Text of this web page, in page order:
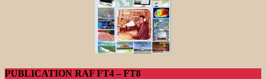
PUBLICATION RAF FT4 – FT8